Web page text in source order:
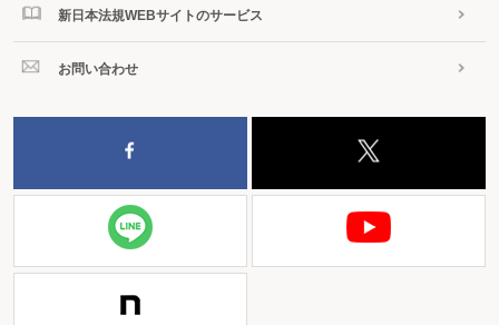
新日本法規WEBサイトのサービス
お問い合わせ